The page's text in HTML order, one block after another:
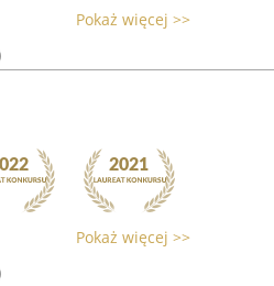
Pokaż więcej >>
Pokaż więcej >>